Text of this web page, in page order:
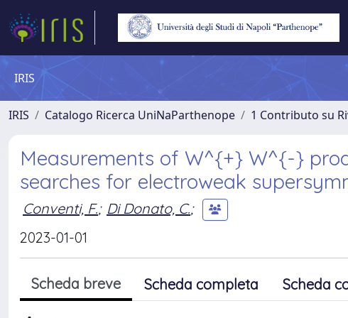
IRIS
IRIS Catalogo Ricerca UniNaParthenope 1 Contributo su
Measurements of W^{+} W^{-}
searches for electroweak
Conventi, F.; Di Donato, C.;
2023-01-01
Scheda breve Scheda completa Scheda